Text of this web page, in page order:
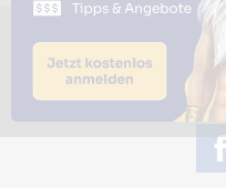
Dir gefällt
mit deinen